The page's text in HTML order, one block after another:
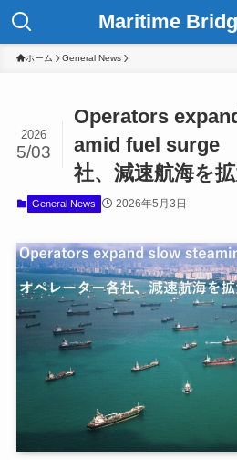
Maritime
ホーム General News
Operators
amid fuel surge
社、減速航海を
2026
5/03
General News 2026年5月3日